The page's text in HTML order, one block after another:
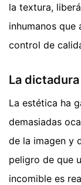
la textura,
inhumanos que
control de
La
La estética ha
demasiadas
de la imagen y
peligro de que
incomible es